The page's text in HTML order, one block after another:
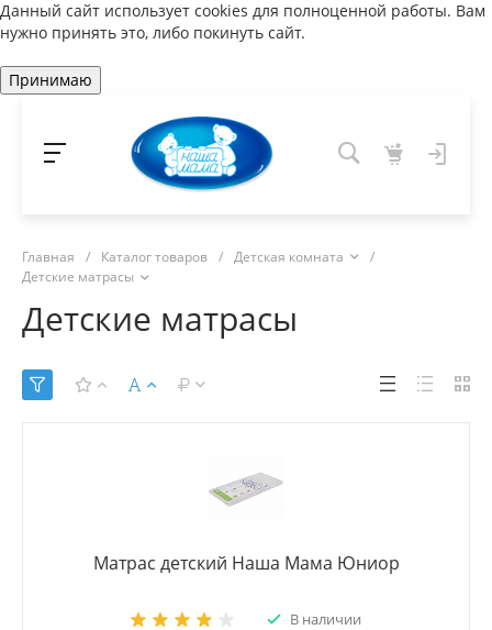
Данный сайт использует cookies для полноценной работы. Вам
нужно принять это, либо покинуть сайт.
Принимаю
Главная / Каталог товаров / Детская комната
/
Детские матрасы
Детские матрасы
Матрас детский Наша Мама Юниор
В наличии